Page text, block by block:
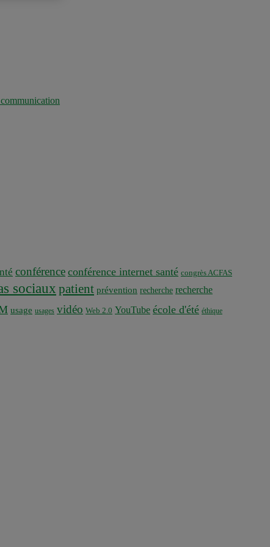
conférence conférence internet santé congrès ACFAS
sociaux patient prévention recherche recherche
usage usages vidéo Web 2.0 YouTube école d'été éthique